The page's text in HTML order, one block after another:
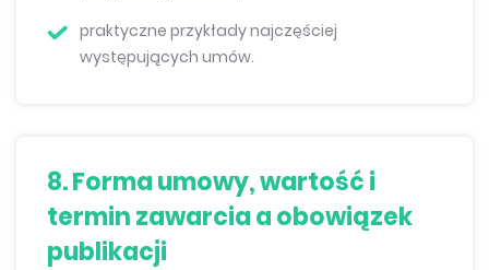
praktyczne przykłady najczęściej
występujących umów.
8. Forma umowy, wartość i
termin zawarcia a obowiązek
publikacji